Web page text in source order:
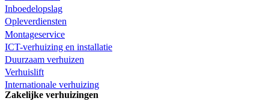
Inboedelopslag
Opleverdiensten
Montageservice
ICT-verhuizing en installatie
Duurzaam verhuizen
Verhuislift
Internationale verhuizing
Zakelijke verhuizingen